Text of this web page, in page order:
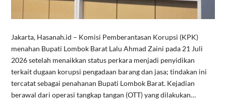
Jakarta, Hasanah.id – Komisi Pemberantasan Korupsi (KPK)
menahan Bupati Lombok Barat Lalu Ahmad Zaini pada 21 Juli
2026 setelah menaikkan status perkara menjadi penyidikan
terkait dugaan korupsi pengadaan barang dan jasa; tindakan ini
tercatat sebagai penahanan Bupati Lombok Barat. Kejadian
berawal dari operasi tangkap tangan (OTT) yang dilakukan…